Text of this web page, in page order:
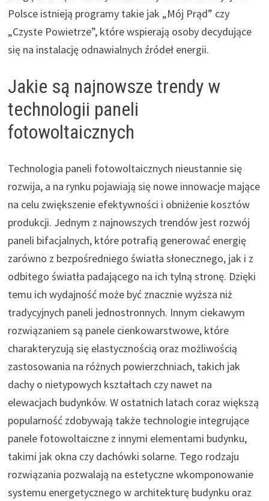
Polsce istnieją programy takie jak „Mój Prąd” czy
„Czyste Powietrze”, które wspierają osoby decydujące
się na instalację odnawialnych źródeł energii.
Jakie są najnowsze trendy w
technologii paneli
fotowoltaicznych
Technologia paneli fotowoltaicznych nieustannie się
rozwija, a na rynku pojawiają się nowe innowacje mające
na celu zwiększenie efektywności i obniżenie kosztów
produkcji. Jednym z najnowszych trendów jest rozwój
paneli bifacjalnych, które potrafią generować energię
zarówno z bezpośredniego światła słonecznego, jak i z
odbitego światła padającego na ich tylną stronę. Dzięki
temu ich wydajność może być znacznie wyższa niż
tradycyjnych paneli jednostronnych. Innym ciekawym
rozwiązaniem są panele cienkowarstwowe, które
charakteryzują się elastycznością oraz możliwością
zastosowania na różnych powierzchniach, takich jak
dachy o nietypowych kształtach czy nawet na
elewacjach budynków. W ostatnich latach coraz większą
popularność zdobywają także technologie integrujące
panele fotowoltaiczne z innymi elementami budynku,
takimi jak okna czy dachówki solarne. Tego rodzaju
rozwiązania pozwalają na estetyczne wkomponowanie
systemu energetycznego w architekturę budynku oraz